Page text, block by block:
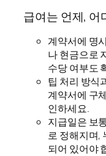
급여는 언제, 어
계약서에 명
나 현금으로
수당 여부도
팁 처리 방식
계약서에 구
인하세요.
지급일은 보
로 정해지며,
되어 있어야